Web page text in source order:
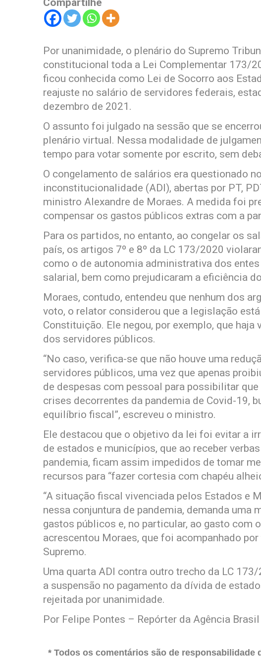
Compartilhe
Por unanimidade, o plenário do Supremo
constitucional toda a Lei Complementar 173/
ficou conhecida como Lei de Socorro aos
reajuste no salário de servidores federais,
dezembro de 2021.
O assunto foi julgado na sessão que se
plenário virtual. Nessa modalidade de
tempo para votar somente por escrito, sem
O congelamento de salários era questionado
inconstitucionalidade (ADI), abertas por PT,
ministro Alexandre de Moraes. A medida foi
compensar os gastos públicos extras com a
Para os partidos, no entanto, ao congelar os
país, os artigos 7º e 8º da LC 173/2020
como o de autonomia administrativa dos
salarial, bem como prejudicaram a eficiência
Moraes, contudo, entendeu que nenhum dos
voto, o relator considerou que a legislação
Constituição. Ele negou, por exemplo, que
dos servidores públicos.
“No caso, verifica-se que não houve uma
servidores públicos, uma vez que apenas
de despesas com pessoal para possibilitar
crises decorrentes da pandemia de Covid-19,
equilíbrio fiscal”, escreveu o ministro.
Ele destacou que o objetivo da lei foi evitar a
de estados e municípios, que ao receber
pandemia, ficam assim impedidos de tomar
recursos para “fazer cortesia com chapéu
“A situação fiscal vivenciada pelos Estados e
nessa conjuntura de pandemia, demanda uma
gastos públicos e, no particular, ao gasto com
acrescentou Moraes, que foi acompanhado
Supremo.
Uma quarta ADI contra outro trecho da LC
a suspensão no pagamento da dívida de
rejeitada por unanimidade.
Por Felipe Pontes – Repórter da Agência Brasil
* Todos os comentários são de responsabilidade